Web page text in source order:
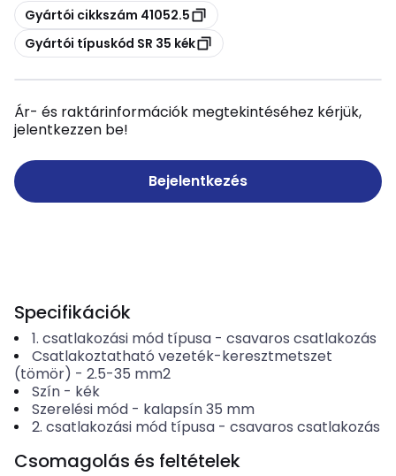
Másolás
Gyártói cikkszám 41052.5
Másolás
Gyártói típuskód SR 35 kék
Ár- és raktárinformációk megtekintéséhez kérjük,
jelentkezzen be!
Bejelentkezés
Specifikációk
1. csatlakozási mód típusa- csavaros csatlakozás
Csatlakoztatható vezeték-keresztmetszet
(tömör) - 2.5-35 mm2
Szín- kék
Szerelési mód- kalapsín 35 mm
2. csatlakozási mód típusa- csavaros csatlakozás
Csomagolás és feltételek